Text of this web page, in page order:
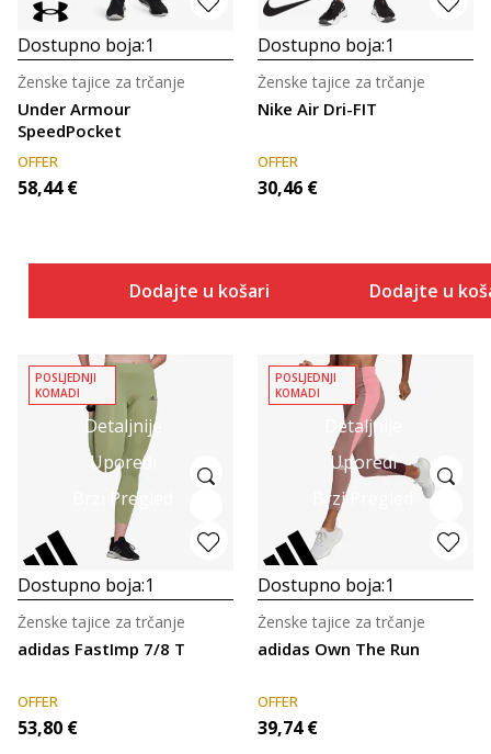
Dostupno boja:1
Under Armour
SpeedPocket
Ženske tajice za trčanje
OFFER
58,44 €
Dodajte u košaricu
Dostupno boja:1
Nike Air Dri-FIT
Ženske tajice za trčanje
OFFER
30,46 €
Dodajte u
Detaljnije
Uporedi
Brzi Pregled
POSLJEDNJI
KOMADI
Dostupno boja:1
adidas FastImp 7/8 T
Ženske tajice za trčanje
OFFER
53,80 €
Detaljnije
Uporedi
Brzi Pregled
POSLJEDNJI
KOMADI
Dostupno boja:1
adidas Own The Run
Ženske tajice za trčanje
OFFER
39,74 €